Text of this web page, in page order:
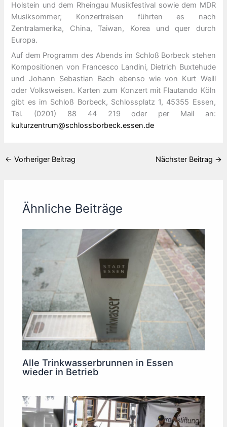
Holstein und dem Rheingau Musikfestival sowie dem MDR
Musiksommer; Konzertreisen führten es nach
Zentralamerika, China, Taiwan, Korea und quer durch
Europa.
Auf dem Programm des Abends im Schloß Borbeck stehen
Kompositionen von Francesco Landini, Dietrich Buxtehude
und Johann Sebastian Bach ebenso wie von Kurt Weill
oder Volksweisen. Karten zum Konzert mit Flautando Köln
gibt es im Schloß Borbeck, Schlossplatz 1, 45355 Essen,
Tel. (0201) 88 44 219 oder per Mail an:
kulturzentrum@schlossborbeck.essen.de
← Vorheriger Beitrag Nächster Beitrag →
Ähnliche Beiträge
Alle Trinkwasserbrunnen in Essen
wieder in Betrieb